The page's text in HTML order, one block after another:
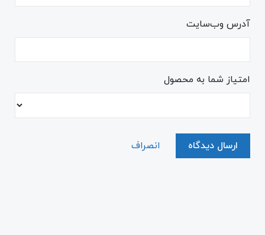
آدرس وب‌سایت
امتیاز شما به محصول
ارسال دیدگاه انصراف